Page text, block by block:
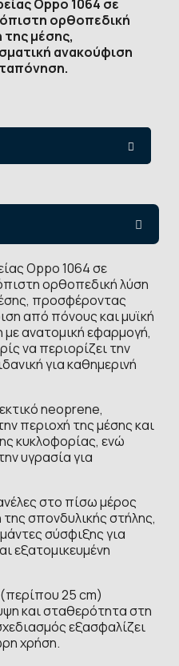
Oppo 1064 σε
ορθοπεδική
της μέσης,
ανακούφιση
Oppo 1064 σε
ορθοπεδική λύση
προσφέροντας
από πόνους και μυϊκή
ανατομική εφαρμογή,
να περιορίζει την
για καθημερινή
neoprene,
περιοχή της μέσης και
κυκλοφορίας, ενώ
υγρασία για
στο πίσω μέρος
σπονδυλικής στήλης,
σύσφιξης για
εξατομικευμένη
25 cm)
και σταθερότητα στη
εξασφαλίζει
χρήση.